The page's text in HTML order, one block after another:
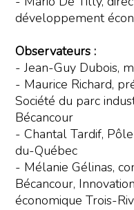
développement
Observateurs :
- Jean-Guy Dubois,
- Maurice Richard,
Société du parc
Bécancour
- Chantal Tardif,
du-Québec
- Mélanie Gélinas,
Bécancour,
économique Trois-